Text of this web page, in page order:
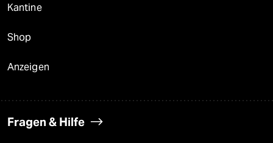
Kantine
Shop
Anzeigen
Fragen & Hilfe